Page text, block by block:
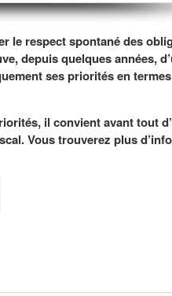
le respect spontané des
depuis quelques années,
ses priorités en
il convient avant tout
Vous trouverez plus